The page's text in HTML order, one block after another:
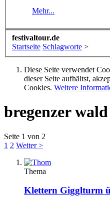
Mehr...
festivaltour.de
Startseite Schlagworte >
Diese Seite verwendet
dieser Seite aufhältst,
Cookies. Weitere
bregenzer wald
Seite 1 von 2
1 2 Weiter >
Thema
Klettern Gigglturm